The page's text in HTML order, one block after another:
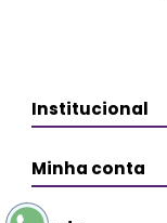
Institucional
Minha conta